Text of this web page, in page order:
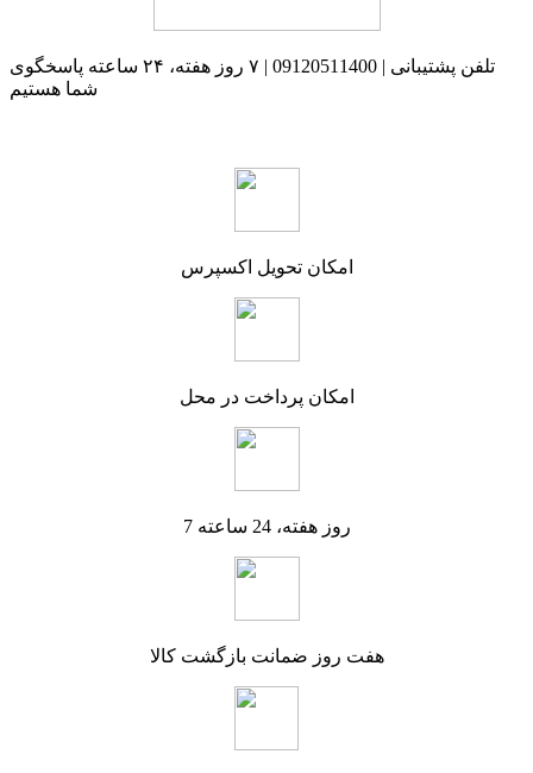
تلفن پشتیبانی | 09120511400 | ۷ روز هفته، ۲۴ ساعته پاسخگوی
شما هستیم
امکان تحویل اکسپرس
امکان پرداخت در محل
7 روز هفته، 24 ساعته
هفت روز ضمانت بازگشت کالا